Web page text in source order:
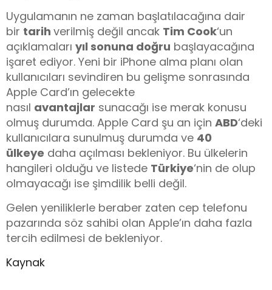
Uygulamanın ne zaman başlatılacağına dair
bir tarih verilmiş değil ancak Tim Cook‘un
açıklamaları yıl sonuna doğru başlayacağına
işaret ediyor. Yeni bir iPhone alma planı olan
kullanıcıları sevindiren bu gelişme sonrasında
Apple Card’ın gelecekte
nasıl avantajlar sunacağı ise merak konusu
olmuş durumda. Apple Card şu an için ABD‘deki
kullanıcılara sunulmuş durumda ve 40
ülkeye daha açılması bekleniyor. Bu ülkelerin
hangileri olduğu ve listede Türkiye‘nin de olup
olmayacağı ise şimdilik belli değil.
Gelen yeniliklerle beraber zaten cep telefonu
pazarında söz sahibi olan Apple’ın daha fazla
tercih edilmesi de bekleniyor.
Kaynak